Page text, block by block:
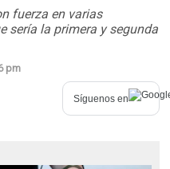
fuerza en varias
sería la primera y segunda
pm
Síguenos en